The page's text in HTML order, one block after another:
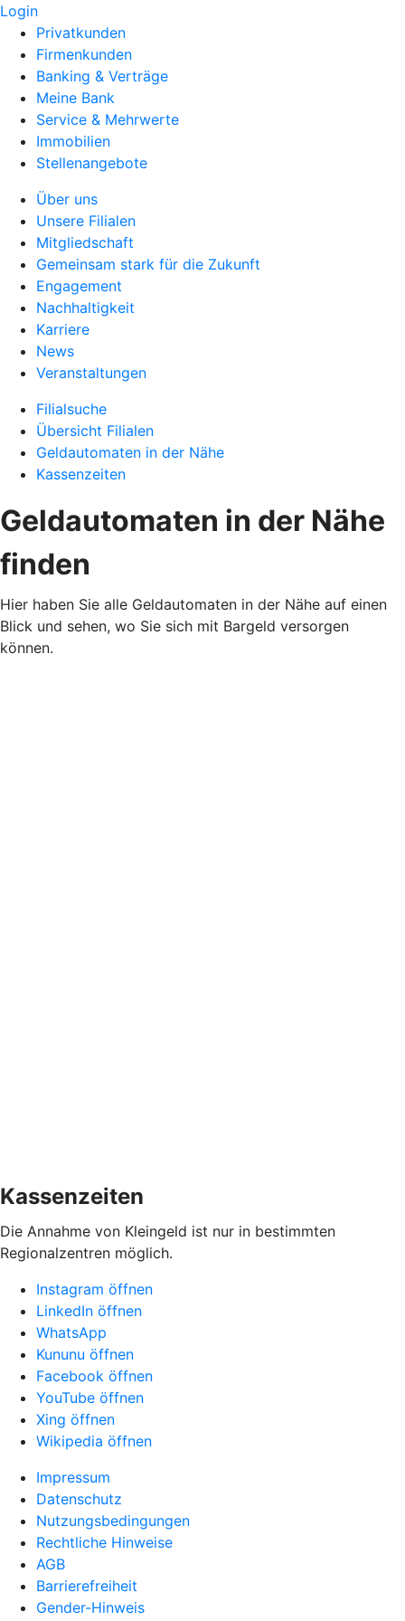
Login
Privatkunden
Firmenkunden
Banking & Verträge
Meine Bank
Service & Mehrwerte
Immobilien
Stellenangebote
Über uns
Unsere Filialen
Mitgliedschaft
Gemeinsam stark für die Zukunft
Engagement
Nachhaltigkeit
Karriere
News
Veranstaltungen
Filialsuche
Übersicht Filialen
Geldautomaten in der Nähe
Kassenzeiten
Geldautomaten in der Nähe
finden
Hier haben Sie alle Geldautomaten in der Nähe auf einen
Blick und sehen, wo Sie sich mit Bargeld versorgen
können.
Kassenzeiten
Die Annahme von Kleingeld ist nur in bestimmten
Regionalzentren möglich.
Instagram öffnen
LinkedIn öffnen
WhatsApp
Kununu öffnen
Facebook öffnen
YouTube öffnen
Xing öffnen
Wikipedia öffnen
Impressum
Datenschutz
Nutzungsbedingungen
Rechtliche Hinweise
AGB
Barrierefreiheit
Gender-Hinweis